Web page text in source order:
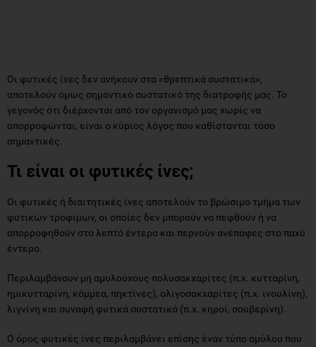
Οι φυτικές ίνες δεν ανήκουν στα «θρεπτικά συστατικά»,
αποτελούν όμως σημαντικό συστατικό της διατροφής μας. Το
γεγονός ότι διέρχονται από τον οργανισμό μας χωρίς να
απορροφώνται, είναι ο κύριος λόγος που καθίστανται τόσο
σημαντικές.
Τι είναι οι φυτικές ίνες;
Οι φυτικές ή διαιτητικές ίνες αποτελούν το βρώσιμο τμήμα των
φυτικών τροφίμων, οι οποίες δεν μπορούν να πεφθούν ή να
απορροφηθούν στο λεπτό έντερο και περνούν ανέπαφες στο παχύ
έντερο.
Περιλαμβάνουν μη αμυλούχους πολυσακχαρίτες (π.χ. κυτταρίνη,
ημικυτταρίνη, κόμμεα, πηκτίνες), ολιγοσακχαρίτες (π.χ. ινουλίνη),
λιγνίνη και συναφή φυτικά συστατικά (π.χ. κηροί, σουβερίνη).
Ο όρος φυτικές ίνες περιλαμβάνει επίσης έναν τύπο αμύλου που